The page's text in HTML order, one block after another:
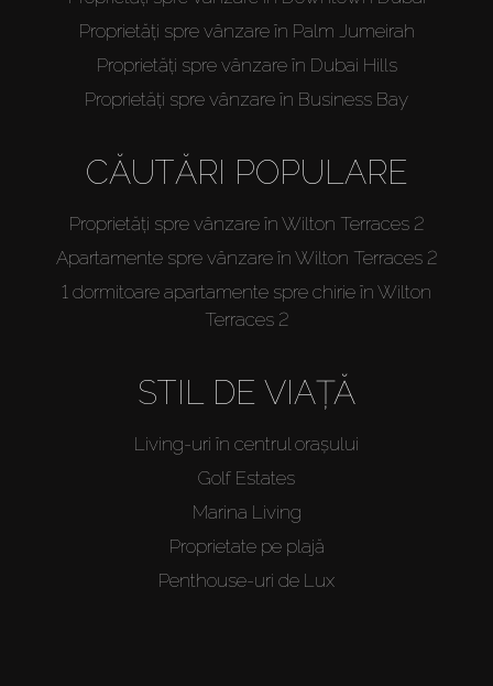
Proprietăți spre vânzare în Palm Jumeirah
Proprietăți spre vânzare în Dubai Hills
Proprietăți spre vânzare în Business Bay
CĂUTĂRI POPULARE
Proprietăți spre vânzare în Wilton Terraces 2
Apartamente spre vânzare în Wilton Terraces 2
1 dormitoare apartamente spre chirie în Wilton
Terraces 2
STIL DE VIAȚĂ
Living-uri în centrul orașului
Golf Estates
Marina Living
Proprietate pe plajă
Penthouse-uri de Lux